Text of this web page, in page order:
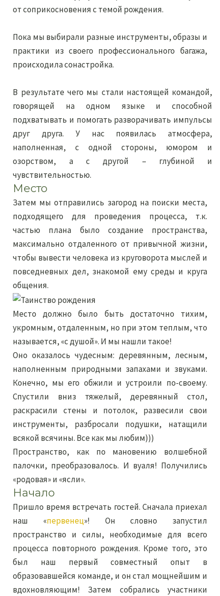
от соприкосновения с темой рождения.
Пока мы выбирали разные инструменты, образы и
практики из своего профессионального багажа,
происходила сонастройка.
В результате чего мы стали настоящей командой,
говорящей на одном языке и способной
подхватывать и помогать разворачивать импульсы
друг друга. У нас появилась атмосфера,
наполненная, с одной стороны, юмором и
озорством, а с другой – глубиной и
чувствительностью.
Место
Затем мы отправились загород на поиски места,
подходящего для проведения процесса, т.к.
частью плана было создание пространства,
максимально отдаленного от привычной жизни,
чтобы вывести человека из круговорота мыслей и
повседневных дел, знакомой ему среды и круга
общения.
Место должно было быть достаточно тихим,
укромным, отдаленным, но при этом теплым, что
называется, «с душой». И мы нашли такое!
Оно оказалось чудесным: деревянным, лесным,
наполненным природными запахами и звуками.
Конечно, мы его обжили и устроили по-своему.
Спустили вниз тяжелый, деревянный стол,
раскрасили стены и потолок, развесили свои
инструменты, разбросали подушки, натащили
всякой всячины. Все как мы любим)))
Пространство, как по мановению волшебной
палочки, преобразовалось. И вуаля! Получились
«родовая» и «ясли».
Начало
Пришло время встречать гостей. Сначала приехал
наш «первенец»! Он словно запустил
пространство и силы, необходимые для всего
процесса повторного рождения. Кроме того, это
был наш первый совместный опыт в
образовавшейся команде, и он стал мощнейшим и
вдохновляющим! Затем собрались участники